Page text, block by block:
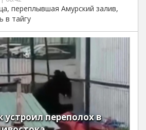
переплывшая Амурский залив,
в тайгу
переполох в